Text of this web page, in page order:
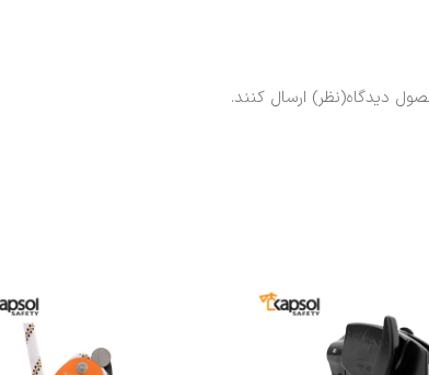
دیدگاه(نظر) ارسال کنند.